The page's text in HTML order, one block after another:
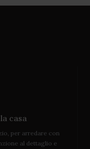
casa
per arredare con
al dettaglio e